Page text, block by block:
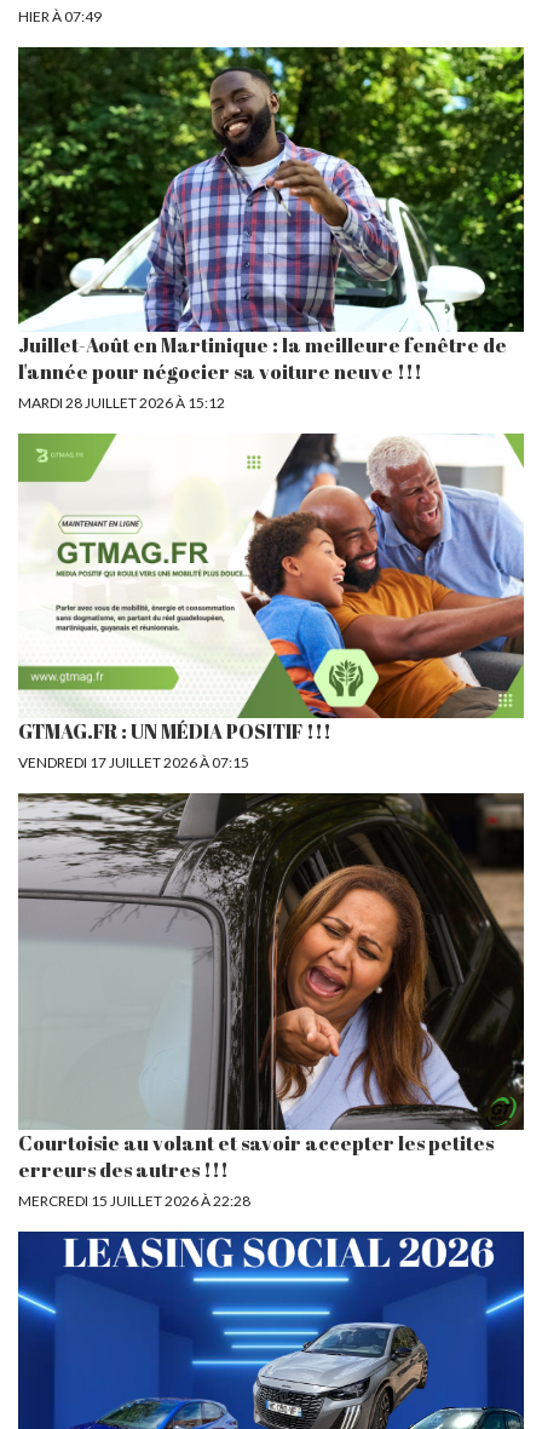
HIER À 07:49
Juillet-Août en Martinique : la meilleure fenêtre de
l'année pour négocier sa voiture neuve !!!
MARDI 28 JUILLET 2026 À 15:12
GTMAG.FR : UN MÉDIA POSITIF !!!
VENDREDI 17 JUILLET 2026 À 07:15
Courtoisie au volant et savoir accepter les petites
erreurs des autres !!!
MERCREDI 15 JUILLET 2026 À 22:28